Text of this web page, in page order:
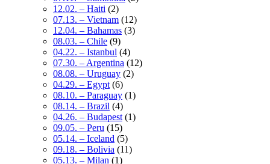
12.02. – Haiti (2)
07.13. – Vietnam (12)
12.04. – Bahamas (3)
08.03. – Chile (9)
04.22. – Istanbul (4)
07.30. – Argentina (12)
08.08. – Uruguay (2)
04.29. – Egypt (6)
08.10. – Paraguay (1)
08.14. – Brazil (4)
04.26. – Budapest (1)
09.05. – Peru (15)
05.14. – Iceland (5)
09.18. – Bolivia (11)
05.13. – Milan (1)